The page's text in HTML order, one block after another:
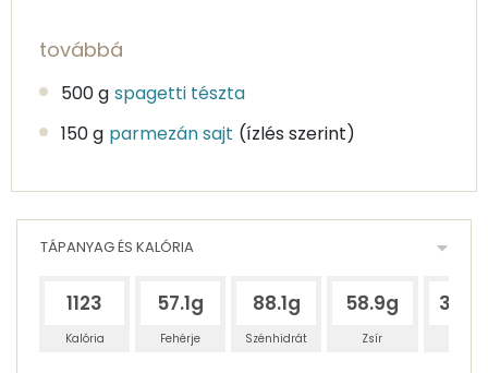
továbbá
500 g spagetti tészta
150 g parmezán sajt (ízlés szerint)
TÁPANYAG ÉS KALÓRIA
1123
Kalória
57.1g
Fehérje
88.1g
Szénhidrát
58.9g
Zsír